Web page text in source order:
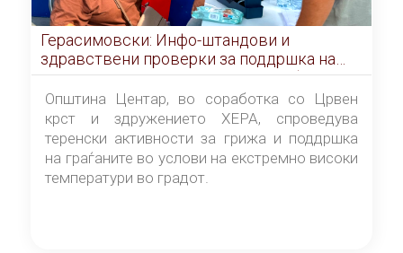
Герасимовски: Инфо-штандови и
здравствени проверки за поддршка на
граѓаните во услови на топлотен бран
Општина Центар, во соработка со Црвен
крст и здружението ХЕРА, спроведува
теренски активности за грижа и поддршка
на граѓаните во услови на екстремно високи
температури во градот.